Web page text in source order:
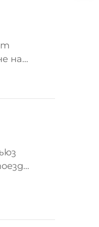
на